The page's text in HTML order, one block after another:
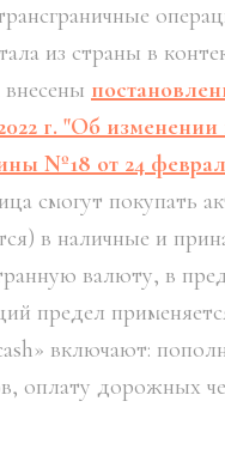
из страны в
г. "Об
Nº18 от 24
смогут покупать
в наличные и
валюту, в
предел
включают:
оплату дорожных